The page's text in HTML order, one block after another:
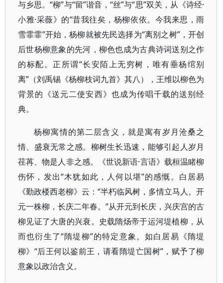
与乡思。“柳”与“留”谐音，“丝”与“思”双关，从《诗经·
小雅·采薇》的“昔我往矣，杨柳依依。今我来思，雨
雪霏霏”开始，杨柳就被先民选择为“离别之树”，开创
后世杨柳意象的先河，柳色也成为古典诗词送别之作
的标配。正所谓“长安陌上无穷树，唯有垂杨绾别
离”（刘禹锡《杨柳枝词九首》其八），王维以柳色为
背景的《送元二使安西》也成为传唱千载的送别经
典。
杨柳寓情的第二层含义，就是寓有岁月沧桑之
情、盛衰无常之感。柳树生长迅速，能够引起人岁月
荏苒、物是人非之感。《世说新语·言语》载桓温睹柳
伤怀，发出“木犹如此，人何以堪”的感慨。白居易
《勤政楼西老柳》云：“半朽临风树，多情立马人。开
元一株柳，长庆二年春。”从开元到长庆，兴庆宫的古
柳见证了大唐的兴衰。史载隋炀帝于运河堤植柳，从
而也衍生了“隋堤柳”的特定意象。如白居易《隋堤
柳》“后王何以鉴前王，请看隋堤亡国树”，赋予了柳
意象以政治含义。